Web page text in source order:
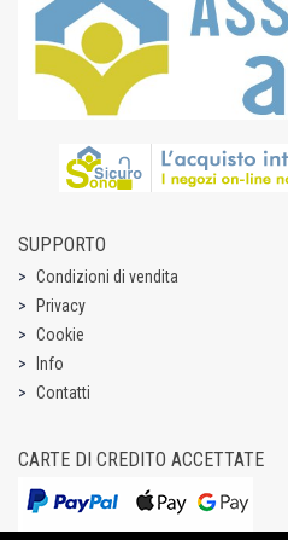
SUPPORTO
Condizioni di vendita
Privacy
Cookie
Info
Contatti
CARTE DI CREDITO ACCETTATE